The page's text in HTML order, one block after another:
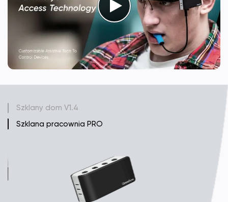
Szklany dom V1.4
Szklana pracownia PRO